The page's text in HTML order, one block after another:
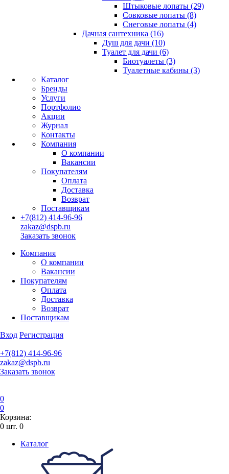
Штыковые лопаты (29)
Совковые лопаты (8)
Снеговые лопаты (4)
Дачная сантехника (16)
Душ для дачи (10)
Туалет для дачи (6)
Биотуалеты (3)
Туалетные кабины (3)
Каталог
Бренды
Услуги
Портфолио
Акции
Журнал
Контакты
Компания
О компании
Вакансии
Покупателям
Оплата
Доставка
Возврат
Поставщикам
+7(812) 414-96-96
zakaz@dspb.ru
Заказать звонок
Компания
О компании
Вакансии
Покупателям
Оплата
Доставка
Возврат
Поставщикам
Вход Регистрация
+7(812) 414-96-96
zakaz@dspb.ru
Заказать звонок
0
0
Корзина:
0 шт. 0
Каталог